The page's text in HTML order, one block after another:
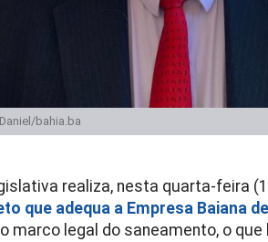
bahia.ba
realiza, nesta quarta-feira
que adequa a Empresa Baiana
marco legal do saneamento, o